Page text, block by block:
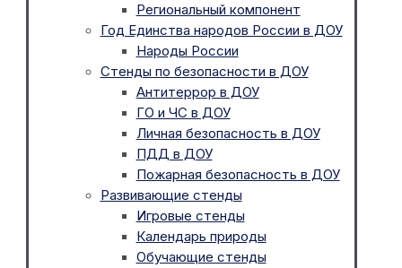
Региональный компонент
Год Единства народов России в ДОУ
Народы России
Стенды по безопасности в ДОУ
Антитеррор в ДОУ
ГО и ЧС в ДОУ
Личная безопасность в ДОУ
ПДД в ДОУ
Пожарная безопасность в ДОУ
Развивающие стенды
Игровые стенды
Календарь природы
Обучающие стенды